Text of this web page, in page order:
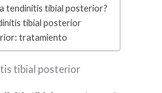
tendinitis tibial posterior?
tibial posterior
tratamiento
tibial posterior